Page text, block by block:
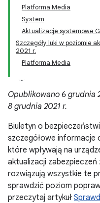
Platforma Media
System
Aktualizacje systemowe
Szczegóły luki w poziomie
2021 r.
Platforma Media
Opublikowano 6 grudnia
8 grudnia 2021 r.
Biuletyn o
szczegółowe informacje
które wpływają na
aktualizacji
rozwiązują wszystkie te
sprawdzić poziom
przeczytaj artykuł